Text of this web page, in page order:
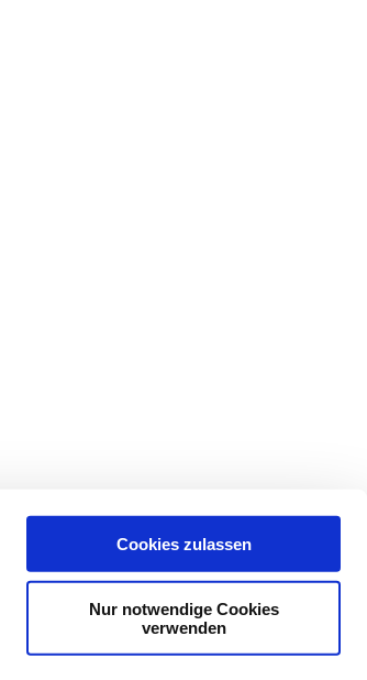
Cookies zulassen
Nur notwendige Cookies
verwenden